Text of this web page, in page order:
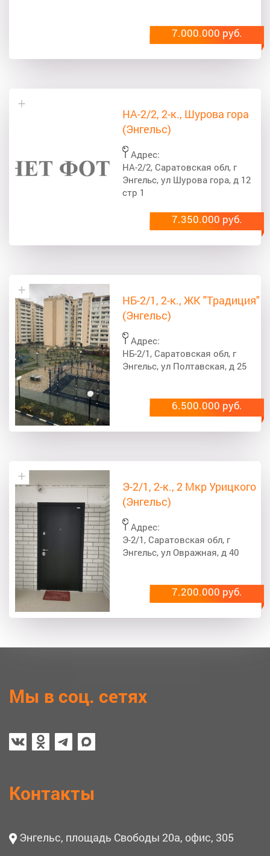
7.000.000 руб.
НА-2/2, 2-к., Шурова гора
(Энгельс)
Адрес:
НА-2/2, Саратовская обл, г
Энгельс, ул Шурова гора, д 12
стр 1
7.350.000 руб.
НБ-2/1, 2-к., ЖК "Традиция"
(Энгельс)
Адрес:
НБ-2/1, Саратовская обл, г
Энгельс, ул Полтавская, д 25
6.500.000 руб.
Э-2/1, 2-к., 2 Мкр Урицкого
(Энгельс)
Адрес:
Э-2/1, Саратовская обл, г
Энгельс, ул Овражная, д 40
7.200.000 руб.
Мы в соц. сетях
Контакты
Энгельс, площадь Свободы 20а, офис, 305